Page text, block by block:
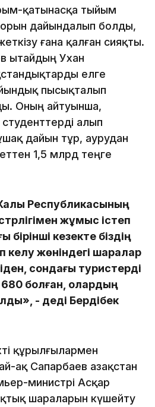
қатынасқа тыйым
дайындалып болды,
ғана қалған сияқты.
Қытайдың Ухан
елге
пысықталып
Оның айтуынша,
студенттерді алып
дайын тұр, аурудан
1,5 млрд теңге
Республикасының
жұмыс істеп
кезекте біздің
келу жөніндегі шаралар
сондағы туристерді
680 болған, олардың
- деді Бердібек
құрылғылармен
ақ Сапарбаев Қазақстан
министрі Асқар
шараларын күшейту